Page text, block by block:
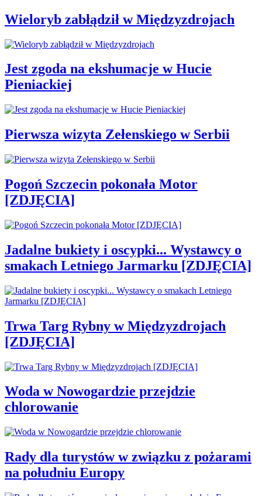
Wieloryb zabłądził w Międzyzdrojach
Jest zgoda na ekshumacje w Hucie
Pieniackiej
Pierwsza wizyta Zełenskiego w Serbii
Pogoń Szczecin pokonała Motor
[ZDJĘCIA]
Jadalne bukiety i oscypki... Wystawcy o
smakach Letniego Jarmarku [ZDJĘCIA]
Trwa Targ Rybny w Międzyzdrojach
[ZDJĘCIA]
Woda w Nowogardzie przejdzie
chlorowanie
Rady dla turystów w związku z pożarami
na południu Europy